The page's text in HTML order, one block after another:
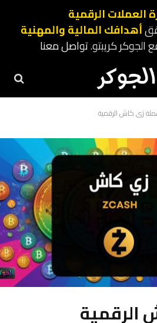
العملات الرقمية
أهدافك المالية والمهنية
كريبتو.تواصل معنا
زي كاش الرقمية
الرقمية